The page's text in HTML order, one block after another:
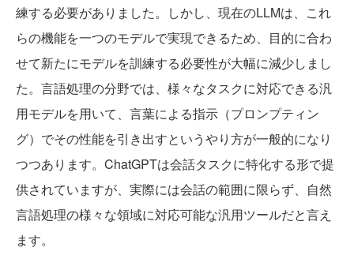
練する必要がありました。しかし、現在のLLMは、これ
らの機能を一つのモデルで実現できるため、目的に合わ
せて新たにモデルを訓練する必要性が大幅に減少しまし
た。言語処理の分野では、様々なタスクに対応できる汎
用モデルを用いて、言葉による指示（プロンプティン
グ）でその性能を引き出すというやり方が一般的になり
つつあります。ChatGPTは会話タスクに特化する形で提
供されていますが、実際には会話の範囲に限らず、自然
言語処理の様々な領域に対応可能な汎用ツールだと言え
ます。